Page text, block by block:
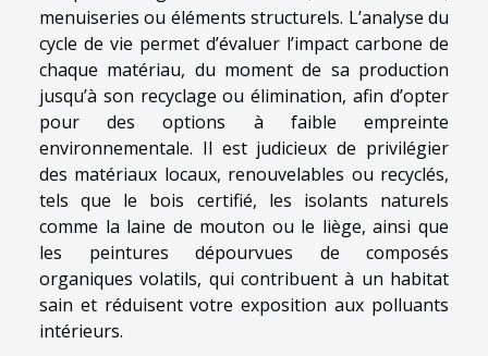
menuiseries ou éléments structurels. L’analyse du
cycle de vie permet d’évaluer l’impact carbone de
chaque matériau, du moment de sa production
jusqu’à son recyclage ou élimination, afin d’opter
pour des options à faible empreinte
environnementale. Il est judicieux de privilégier
des matériaux locaux, renouvelables ou recyclés,
tels que le bois certifié, les isolants naturels
comme la laine de mouton ou le liège, ainsi que
les peintures dépourvues de composés
organiques volatils, qui contribuent à un habitat
sain et réduisent votre exposition aux polluants
intérieurs.